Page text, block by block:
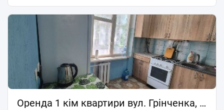
Штрока. Для однієї особи. Ком пл літо 1000грн. Зима
1700грн.
Оренда 1 кім квартири вул. Грінченка, 32м, 1/5п. 8 500грн